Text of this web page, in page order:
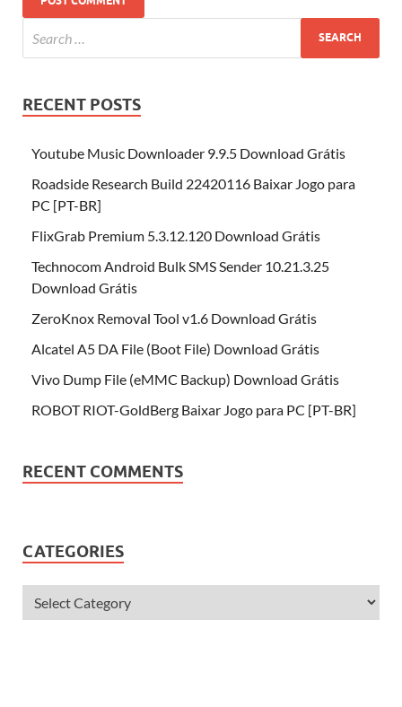
RECENT POSTS
Youtube Music Downloader 9.9.5 Download Grátis
Roadside Research Build 22420116 Baixar Jogo para
PC [PT-BR]
FlixGrab Premium 5.3.12.120 Download Grátis
Technocom Android Bulk SMS Sender 10.21.3.25
Download Grátis
ZeroKnox Removal Tool v1.6 Download Grátis
Alcatel A5 DA File (Boot File) Download Grátis
Vivo Dump File (eMMC Backup) Download Grátis
ROBOT RIOT-GoldBerg Baixar Jogo para PC [PT-BR]
RECENT COMMENTS
CATEGORIES